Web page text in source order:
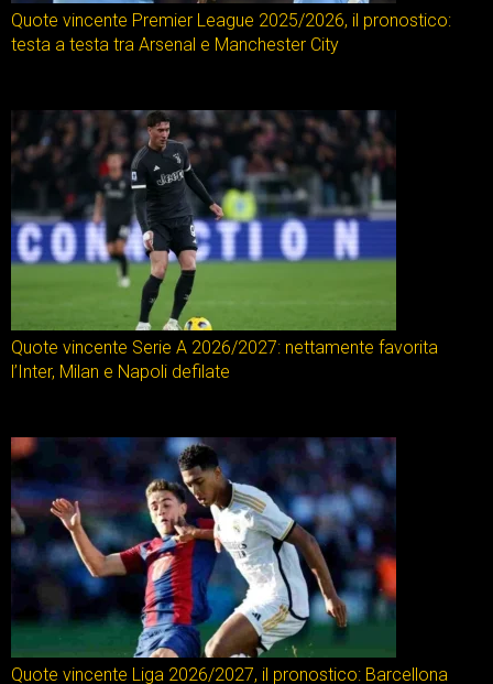
Quote vincente Premier League 2025/2026, il pronostico:
testa a testa tra Arsenal e Manchester City
Quote vincente Serie A 2026/2027: nettamente favorita
l’Inter, Milan e Napoli defilate
Quote vincente Liga 2026/2027, il pronostico: Barcellona